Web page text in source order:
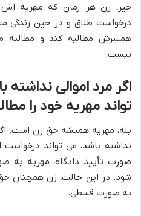
خیر، زن هر زمان که مهریه اش
درخواست طلاق و در حین زندگی
همسرش مطالبه کند و مطالبه
نیست.
اگر مرد اموالی نداشته
تواند مهریه خود را
بله، مهریه همیشه حق زن است.
نداشته باشد، می تواند درخواست
صورت تأیید دادگاه، مهریه به
شود. در این حالت، زن همچنان حق
به صورت قسطی.